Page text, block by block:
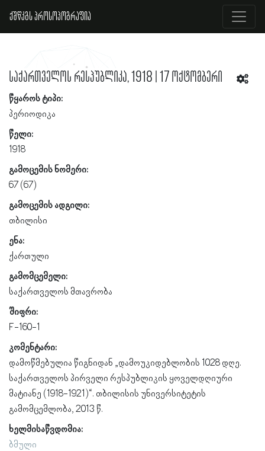
ქშწკგს პროსოპოგრაფია
საქართველოს რესპუბლიკა, 1918 | 17 ოქტომბერი
წყაროს ტიპი:
პერიოდიკა
წელი:
1918
გამოცემის ნომერი:
67 (67)
გამოცემის ადგილი:
თბილისი
ენა:
ქართული
გამომცემელი:
საქართველოს მთავრობა
შიფრი:
F-160-1
კომენტარი:
დამოწმებულია წიგნიდან „დამოუკიდებლობის 1028 დღე.
საქართველოს პირველი რესპუბლიკის ყოველდღიური
მატიანე (1918-1921)“. თბილისის უნივერსიტეტის
გამომცემლობა, 2013 წ.
ხელმისაწვდომია:
ბმული